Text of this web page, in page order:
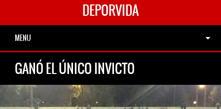
DEPORVIDA
MENU
GANÓ EL ÚNICO INVICTO